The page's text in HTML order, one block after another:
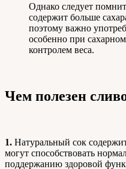
Однако следует
содержит больше
поэтому важно
особенно при
контролем веса.
Чем полезен
1. Натуральный сок
могут способствовать
поддержанию здоровой